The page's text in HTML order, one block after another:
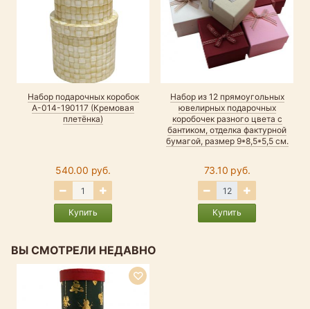
Набор подарочных коробок
А-014-190117 (Кремовая
плетёнка)
540.00 руб.
Купить
Набор из 12 прямоугольных
ювелирных подарочных
коробочек разного цвета с
бантиком, отделка фактурной
бумагой, размер 9*8,5*5,5 см.
73.10 руб.
Купить
ВЫ СМОТРЕЛИ НЕДАВНО